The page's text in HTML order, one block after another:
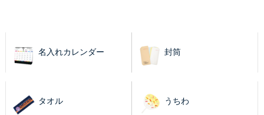
名入れカレンダー 封筒
タオル うちわ